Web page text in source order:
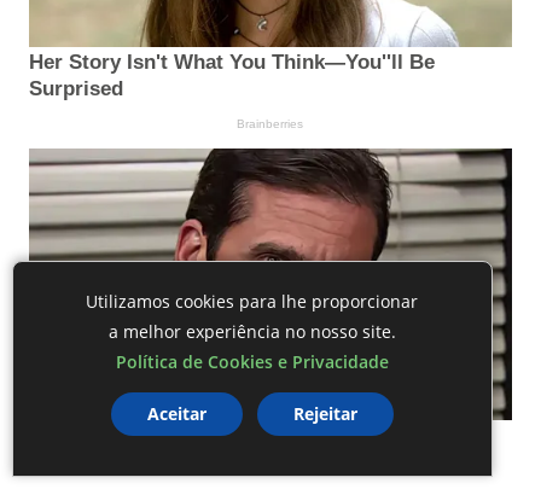
Utilizamos cookies para lhe proporcionar
a melhor experiência no nosso site.
Política de Cookies e Privacidade
Aceitar Rejeitar